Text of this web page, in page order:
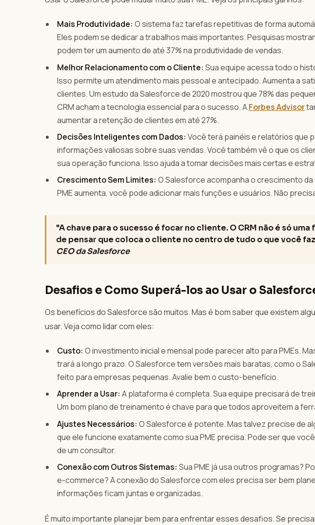
Mais Produtividade: O sistema faz tarefas repetitivas de forma
Eles podem se dedicar a trabalhos mais importantes. Pesquisas
podem ter um aumento de até 37% na produtividade de vendas.
Melhor Relacionamento com o Cliente: Sua equipe acessa todo o
Isso permite um atendimento mais pessoal e antecipado. Aumenta a
clientes. Um estudo da Salesforce de 2020 mostrou que 78% das
CRM acham a tecnologia essencial para o sucesso. AForbes Advisor
aumentar a retenção de clientes em até 27%.
Decisões Inteligentes com Dados: Você terá painéis e relatórios que
informações valiosas sobre suas vendas. Você também vê o que os
sua operação funciona. Isso ajuda a tomar decisões mais certas e
Crescimento Sem Limites: O Salesforce acompanha o crescimento
PME aumenta, você pode adicionar mais funções e usuários. Não
"A chave para o sucesso é focar no cliente. O CRM não é só
de pensar que coloca o cliente no centro de tudo o que você
CEO da Salesforce
Desafios e Como Superá-los ao Usar o
Os benefícios do Salesforce são muitos. Mas é bom saber que existem
usar. Veja como lidar com eles:
Custo: O investimento inicial e mensal pode parecer alto para PMEs.
trará a longo prazo. O Salesforce tem versões mais baratas, como o
feito para empresas pequenas. Avalie bem o custo-benefício.
Aprender a Usar: A plataforma é completa. Sua equipe precisará de
Um bom plano de treinamento é chave para que todos aproveitem a
Ajustes Necessários: O Salesforce é potente. Mas talvez precise de
que ele funcione exatamente como sua PME precisa. Pode ser que
de um consultor.
Conexão com Outros Sistemas: Sua PME já usa outros programas?
e-commerce? A conexão do Salesforce com eles precisa ser bem
informações ficam juntas e organizadas.
É muito importante planejar bem para enfrentar esses desafios. Se